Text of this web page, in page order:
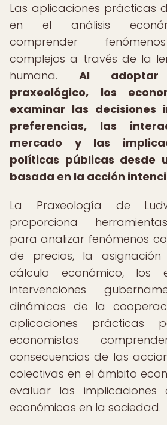
Las aplicaciones prácticas
en el análisis
comprender
complejos a través de la
humana. Al
praxeológico, los
examinar las decisiones
preferencias, las
mercado y las
políticas públicas desde
basada en la acción
La Praxeología de
proporciona
para analizar fenómenos
de precios, la
cálculo económico, los
intervenciones
dinámicas de la
aplicaciones prácticas
economistas
consecuencias de las
colectivas en el ámbito
evaluar las
económicas en la sociedad.